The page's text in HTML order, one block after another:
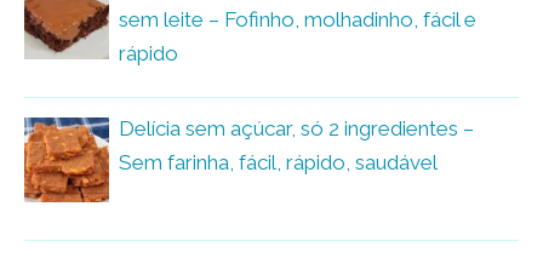
sem leite – Fofinho, molhadinho, fácil e
rápido
Delícia sem açúcar, só 2 ingredientes –
Sem farinha, fácil, rápido, saudável